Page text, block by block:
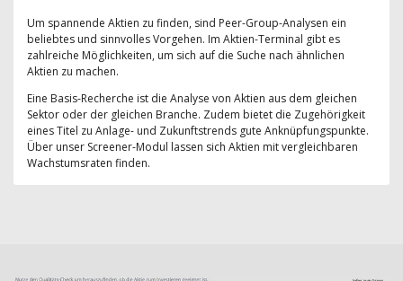
Um spannende Aktien zu finden, sind Peer-Group-Analysen ein
beliebtes und sinnvolles Vorgehen. Im Aktien-Terminal gibt es
zahlreiche Möglichkeiten, um sich auf die Suche nach ähnlichen
Aktien zu machen.
Eine Basis-Recherche ist die Analyse von Aktien aus dem gleichen
Sektor oder der gleichen Branche. Zudem bietet die Zugehörigkeit
eines Titel zu Anlage- und Zukunftstrends gute Anknüpfungspunkte.
Über unser Screener-Modul lassen sich Aktien mit vergleichbaren
Wachstumsraten finden.